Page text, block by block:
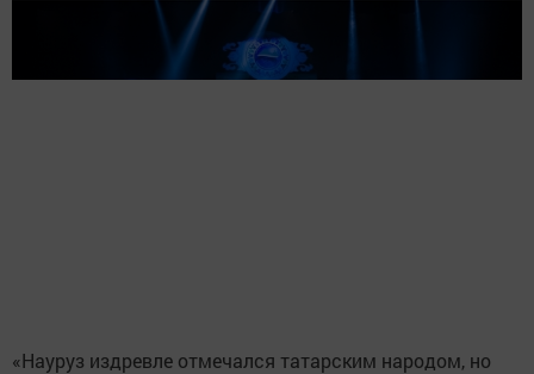
«Науруз издревле отмечался татарским народом, но